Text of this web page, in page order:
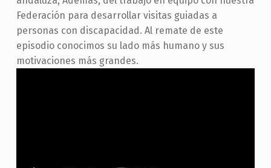
Federación para desarrollar visitas guiadas a
personas con discapacidad. Al remate de este
episodio conocimos su lado más humano y sus
motivaciones más grandes.